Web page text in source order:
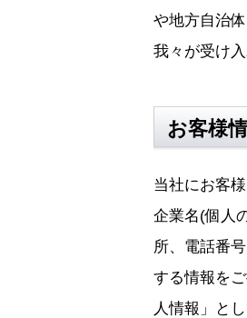
や地方自治
我々が受け
お客様
当社にお客
企業名(個人
所、電話番
する情報を
人情報」と